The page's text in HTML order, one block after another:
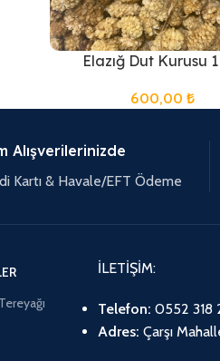
Elazığ Dut Kurusu
600,00₺
Alışverilerinizde
Kartı & Havale/EFT Ödeme
İLETİŞİM:
Telefon: 0552 318
Adres: Çarşı